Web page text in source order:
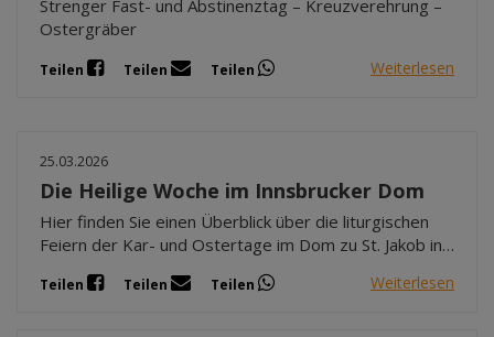
Strenger Fast- und Abstinenztag – Kreuzverehrung –
Ostergräber
Teilen Teilen Teilen Weiterlesen
25.03.2026
Die Heilige Woche im Innsbrucker Dom
Hier finden Sie einen Überblick über die liturgischen
Feiern der Kar- und Ostertage im Dom zu St. Jakob in
Teilen Teilen Teilen Weiterlesen